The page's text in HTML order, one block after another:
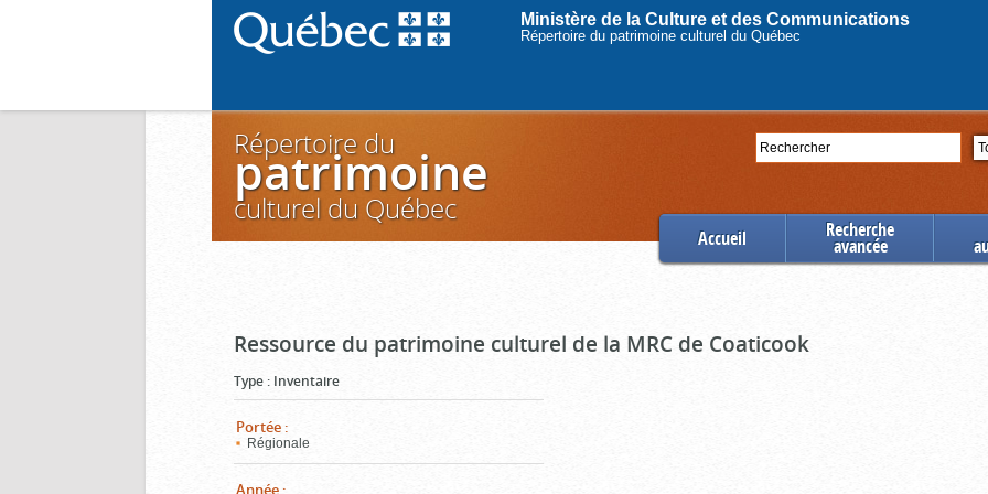
Ministère de la Culture et des Communications
Répertoire du patrimoine culturel du Québec
Rechercher
Répertoire du
patrimoine
culturel du Québec
Accueil Recherche
avancée
Ressource du patrimoine culturel de la MRC de Coaticook
Type : Inventaire
Portée :
Régionale